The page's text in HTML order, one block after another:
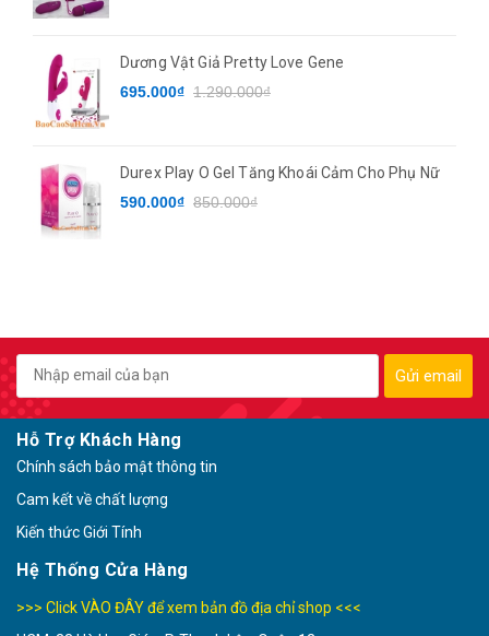
Dương Vật Giả Pretty Love Gene
695.000₫ 1.290.000₫
Durex Play O Gel Tăng Khoái Cảm Cho Phụ Nữ
590.000₫ 850.000₫
Gửi email
Hỗ Trợ Khách Hàng
Chính sách bảo mật thông tin
Cam kết về chất lượng
Kiến thức Giới Tính
Hệ Thống Cửa Hàng
>>> Click VÀO ĐÂY để xem bản đồ địa chỉ shop <<<